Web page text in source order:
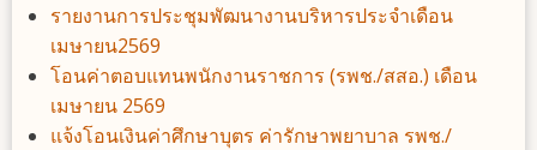
รายงานการประชุมพัฒนางานบริหารประจำเดือน
เมษายน2569
โอนค่าตอบแทนพนักงานราชการ (รพช./สสอ.) เดือน
เมษายน 2569
แจ้งโอนเงินค่าศึกษาบุตร ค่ารักษาพยาบาล รพช./